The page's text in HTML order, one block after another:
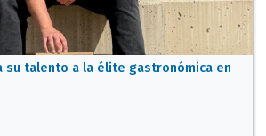
su talento a la élite gastronómica en